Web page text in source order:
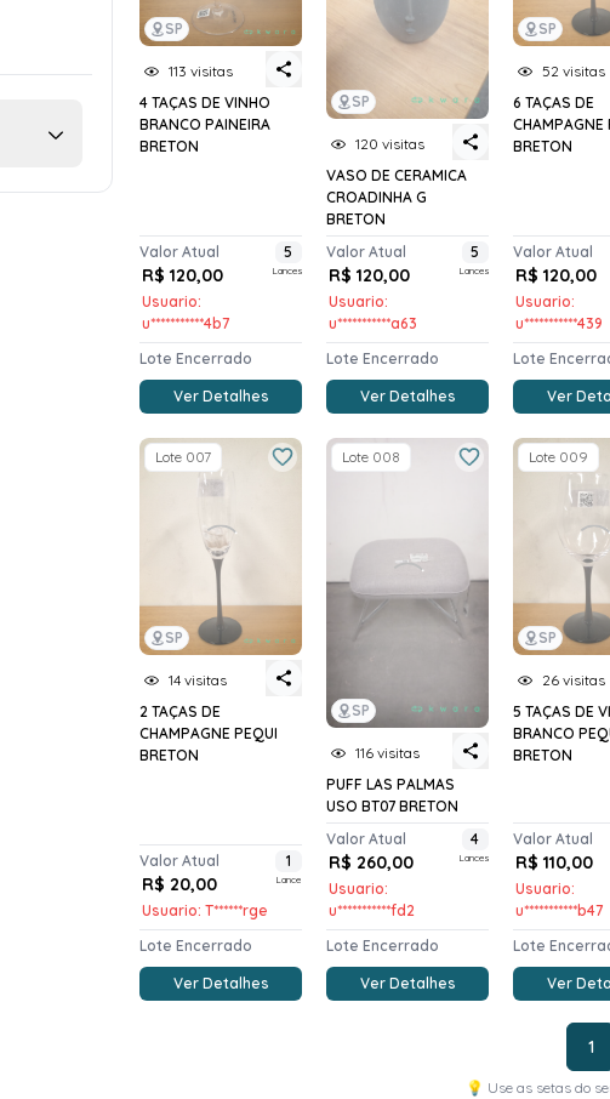
SP
113 visitas
4 TAÇAS DE VINHO
BRANCO PAINEIRA
BRETON
Valor Atual
R$ 120,00
Usuario:
u***********4b7
5
Lances
Lote Encerrado
Ver Detalhes
SP
120 visitas
VASO DE CERAMICA
CROADINHA G
BRETON
Valor Atual
R$ 120,00
Usuario:
u***********a63
5
Lances
Lote Encerrado
Ver Detalhes
SP
52 visitas
6 TAÇAS DE
CHAMPAGNE
BRETON
Valor Atual
R$ 120,00
Usuario:
u***********439
Lote
Ver
SP
Lote 007
14 visitas
2 TAÇAS DE
CHAMPAGNE PEQUI
BRETON
Valor Atual
R$ 20,00
Usuario: T******rge
1
Lance
Lote Encerrado
Ver Detalhes
SP
Lote 008
116 visitas
PUFF LAS PALMAS
USO BT07 BRETON
Valor Atual
R$ 260,00
Usuario:
u***********fd2
4
Lances
Lote Encerrado
Ver Detalhes
SP
Lote 009
26 visitas
5 TAÇAS DE
BRANCO
BRETON
Valor Atual
R$ 110,00
Usuario:
u***********b47
Lote
Ver
1
💡 Use as setas do